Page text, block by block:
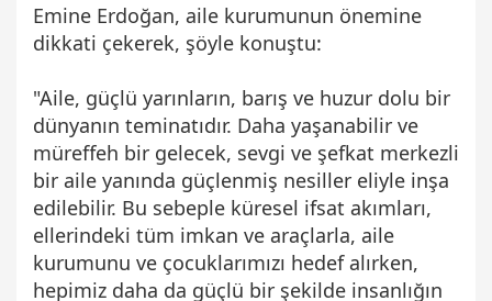
Emine Erdoğan, aile kurumunun önemine
dikkati çekerek, şöyle konuştu:
"Aile, güçlü yarınların, barış ve huzur dolu bir
dünyanın teminatıdır. Daha yaşanabilir ve
müreffeh bir gelecek, sevgi ve şefkat merkezli
bir aile yanında güçlenmiş nesiller eliyle inşa
edilebilir. Bu sebeple küresel ifsat akımları,
ellerindeki tüm imkan ve araçlarla, aile
kurumunu ve çocuklarımızı hedef alırken,
hepimiz daha da güçlü bir şekilde insanlığın